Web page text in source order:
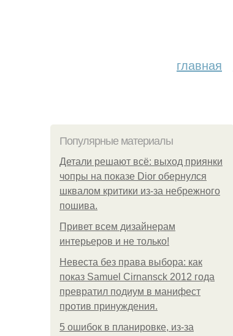
главная
Популярные материалы
Детали решают всё: выход приянки
чопры на показе Dior обернулся
шквалом критики из-за небрежного
пошива.
Привет всем дизайнерам
интерьеров и не только!
Невеста без права выбора: как
показ Samuel Cirnansck 2012 года
превратил подиум в манифест
против принуждения.
5 ошибок в планировке, из-за